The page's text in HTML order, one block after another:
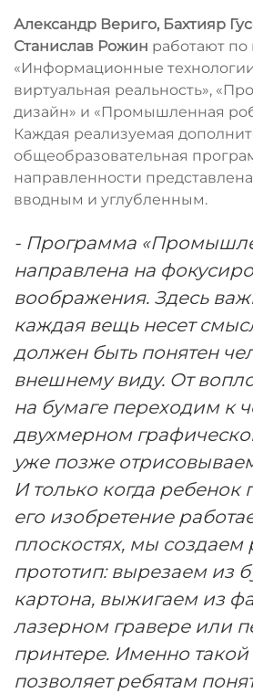
Александр Вериго, Бахтияр
Станислав Рожин работают
«Информационные
виртуальная реальность»,
дизайн» и «Промышленная
Каждая реализуемая
общеобразовательная
направленности
вводным и углубленным.
- Программа
направлена на
воображения. Здесь
каждая вещь несет
должен быть понятен
внешнему виду. От
на бумаге переходим к
двухмерном
уже позже
И только когда ребенок
его изобретение
плоскостях, мы создаем
прототип: вырезаем из
картона, выжигаем из
лазерном гравере или
принтере. Именно
позволяет ребятам